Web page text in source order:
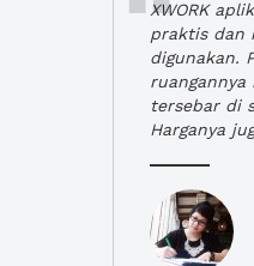
XWORK
praktis dan
digunakan.
ruangannya
tersebar di
Harganya